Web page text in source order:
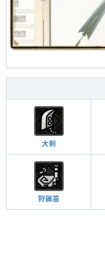
大剣
狩猟笛